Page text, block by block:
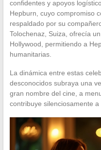
confidentes y apoyos
Hepburn, cuyo compromiso
respaldado por su
Tolochenaz, Suiza, ofrecía
Hollywood, permitiendo a
humanitarias.
La dinámica entre estas
desconocidos subraya una
gran nombre del cine, a
contribuye silenciosamente a